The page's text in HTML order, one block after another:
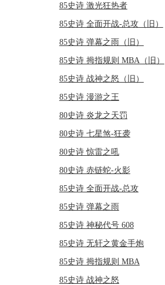
85史诗 激光狂热者
85史诗 全面开战-总攻（旧）
85史诗 弹幕之雨（旧）
85史诗 拇指规则 MBA（旧）
85史诗 战神之怒（旧）
85史诗 漫游之王
80史诗 炎龙之天罚
80史诗 七星煞-狂袭
80史诗 惊雷之吼
80史诗 赤链蛇-火影
85史诗 全面开战-总攻
85史诗 弹幕之雨
85史诗 神秘代号 608
85史诗 无轩之黄金手炮
85史诗 拇指规则 MBA
85史诗 战神之怒